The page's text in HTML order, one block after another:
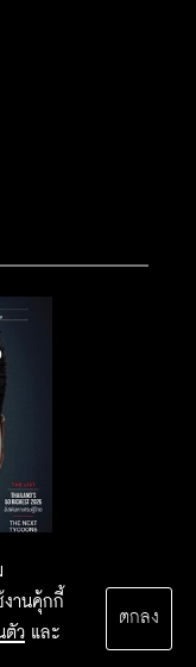
งานคุ้กกี้
ตัว และ
ตกลง